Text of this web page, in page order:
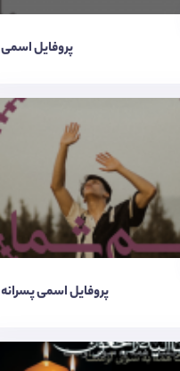
پروفایل اسمی
پروفایل اسمی پسرانه